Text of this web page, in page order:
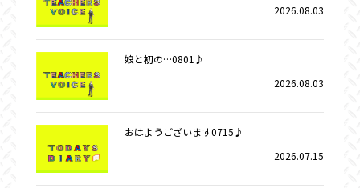
2026.08.03
娘と初の…0801♪
2026.08.03
おはようございます0715♪
2026.07.15